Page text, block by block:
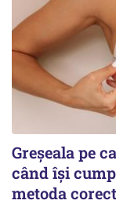
Greșeala pe
când își
metoda